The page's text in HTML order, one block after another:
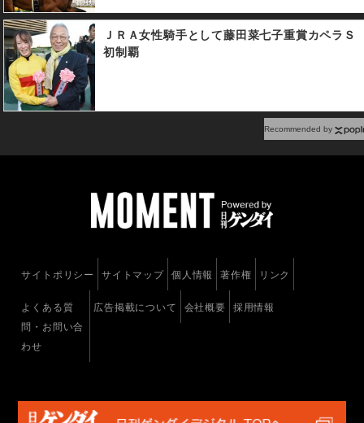
ＪＲＡ女性騎手として藤田菜七子重賞カペラＳ
初制覇
Recommended by
サイトポリシー サイトマップ 個人情報 著作権 リンク
よくある質
問・お問い合
わせ
広告掲載について 会社概要 採用情報